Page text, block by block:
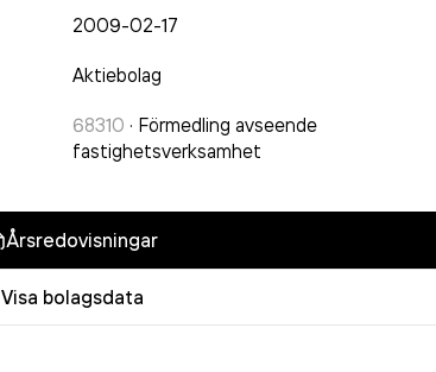
2009-02-17
Aktiebolag
68310 · Förmedling avseende
fastighetsverksamhet
Årsredovisningar
Visa bolagsdata